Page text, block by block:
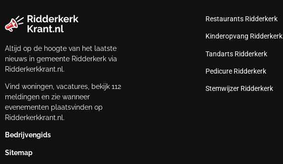
Altijd op de hoogte van het laatste
nieuws in gemeente Ridderkerk via
Ridderkerkkrant.nl.
Vind woningen, vacatures, bekijk 112
meldingen en zie wanneer
evenementen plaatsvinden op
Ridderkerkkrant.nl.
Bedrijvengids
Sitemap
Restaurants Ridderkerk
Kinderopvang Ridderkerk
Tandarts Ridderkerk
Pedicure Ridderkerk
Stemwijzer Ridderkerk